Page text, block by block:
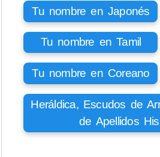
Tu nombre en Japonés
Tu nombre en Tamil
Tu nombre en Coreano
Heráldica, Escudos de
de Apellidos